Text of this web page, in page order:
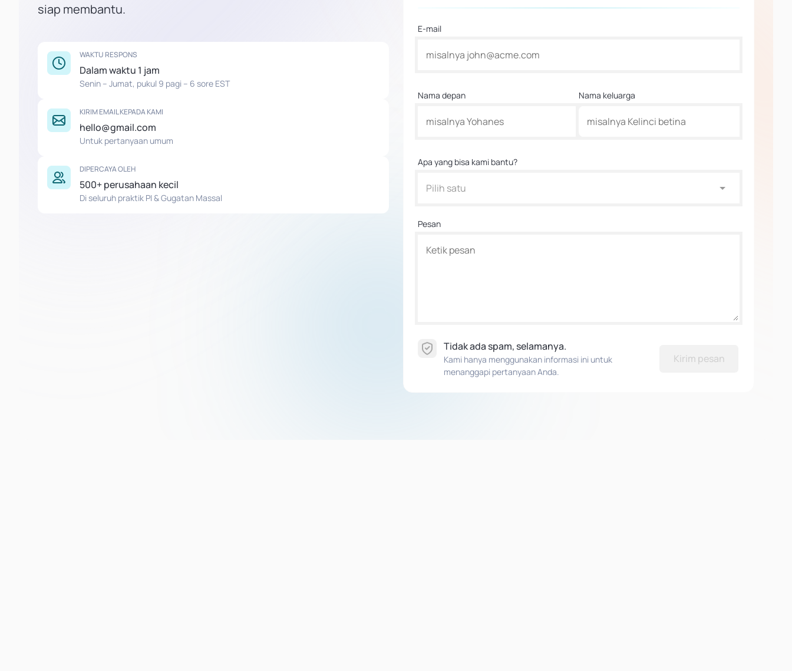
siap membantu.
WAKTU RESPONS
Dalam waktu 1 jam
Senin – Jumat, pukul 9 pagi – 6 sore EST
KIRIM EMAIL KEPADA KAMI
hello@gmail.com
Untuk pertanyaan umum
DIPERCAYA OLEH
500+ perusahaan kecil
Di seluruh praktik PI & Gugatan Massal
E-mail
Nama depan Nama keluarga
Apa yang bisa kami bantu?
Pilih satu
Pesan
Tidak ada spam, selamanya.
Kami hanya menggunakan informasi ini untuk
menanggapi pertanyaan Anda.
Kirim pesan